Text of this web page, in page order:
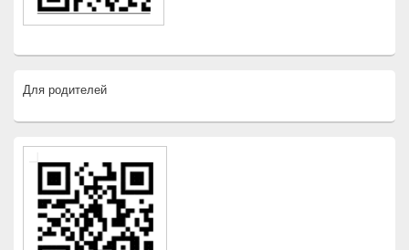
Для родителей